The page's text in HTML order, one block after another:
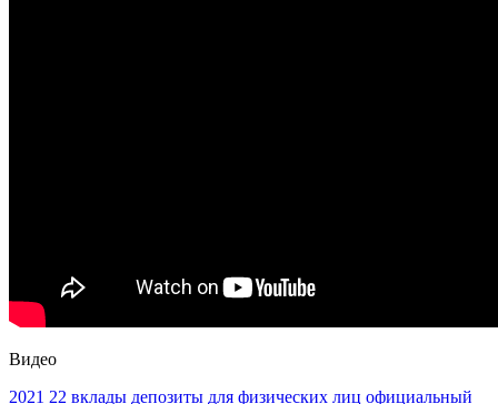
Видео
2021 22 вклады депозиты для физических лиц официальный